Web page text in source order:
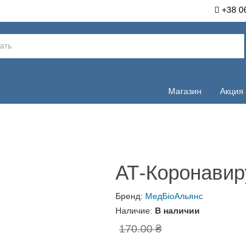
+38 068
Магазин Акция
АТ-
Бренд:МедБіоАльянс
Наличие:В наличии
170.00 ₴